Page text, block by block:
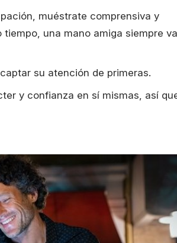
muéstrate comprensiva y
una mano amiga siempre va
su atención de primeras.
y confianza en sí mismas, así